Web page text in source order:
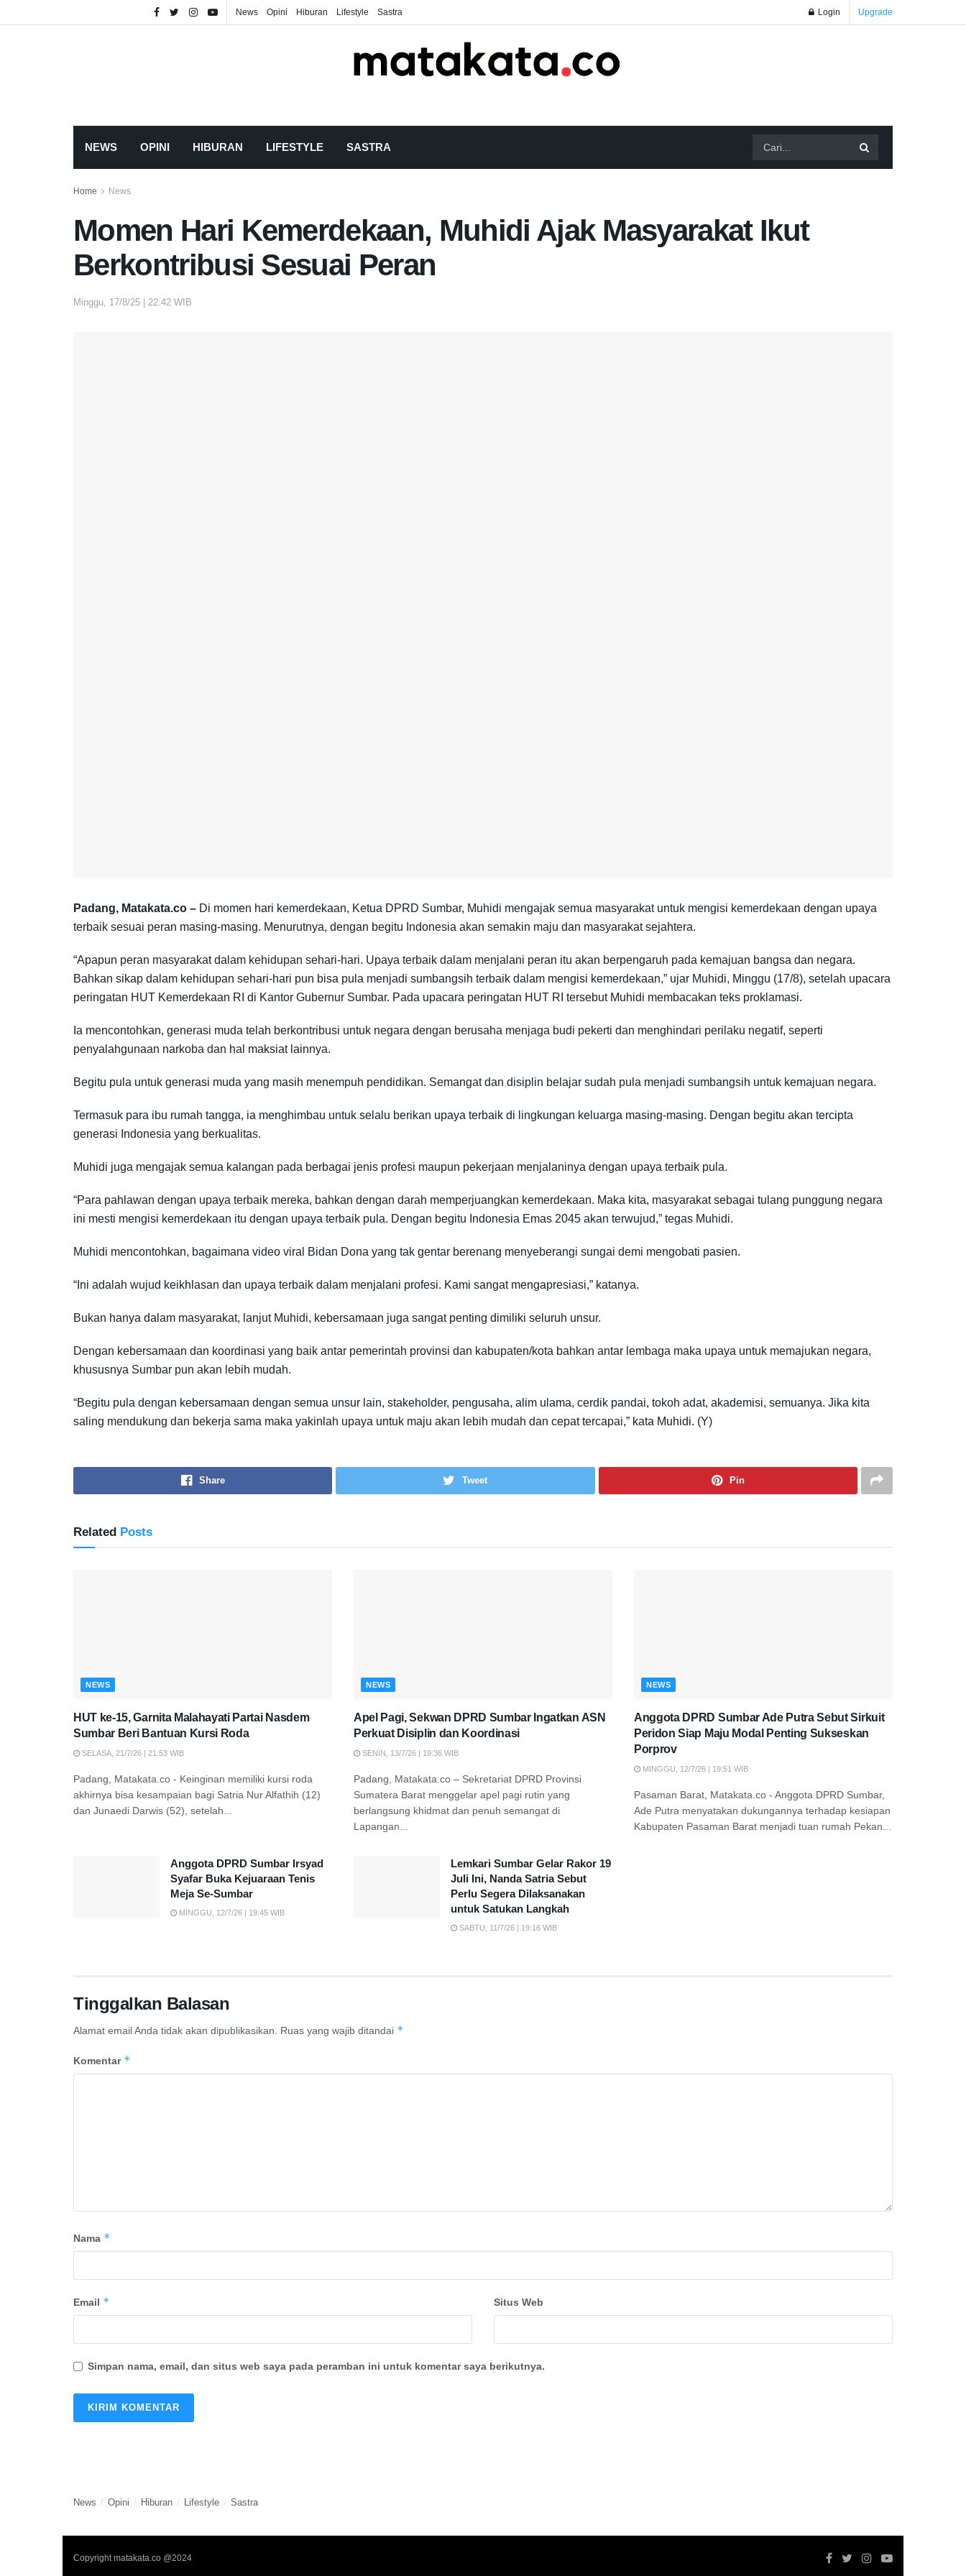
News Opini Hiburan Lifestyle Sastra Login Upgrade
NEWS OPINI HIBURAN LIFESTYLE SASTRA
Home News
Momen Hari Kemerdekaan, Muhidi Ajak Masyarakat Ikut
Berkontribusi Sesuai Peran
Minggu, 17/8/25 | 22:42 WIB
Padang, Matakata.co – Di momen hari kemerdekaan, Ketua DPRD Sumbar, Muhidi mengajak semua masyarakat untuk mengisi kemerdekaan dengan upaya
terbaik sesuai peran masing-masing. Menurutnya, dengan begitu Indonesia akan semakin maju dan masyarakat sejahtera.
“Apapun peran masyarakat dalam kehidupan sehari-hari. Upaya terbaik dalam menjalani peran itu akan berpengaruh pada kemajuan bangsa dan negara.
Bahkan sikap dalam kehidupan sehari-hari pun bisa pula menjadi sumbangsih terbaik dalam mengisi kemerdekaan,” ujar Muhidi, Minggu (17/8), setelah upacara
peringatan HUT Kemerdekaan RI di Kantor Gubernur Sumbar. Pada upacara peringatan HUT RI tersebut Muhidi membacakan teks proklamasi.
Ia mencontohkan, generasi muda telah berkontribusi untuk negara dengan berusaha menjaga budi pekerti dan menghindari perilaku negatif, seperti
penyalahgunaan narkoba dan hal maksiat lainnya.
Begitu pula untuk generasi muda yang masih menempuh pendidikan. Semangat dan disiplin belajar sudah pula menjadi sumbangsih untuk kemajuan negara.
Termasuk para ibu rumah tangga, ia menghimbau untuk selalu berikan upaya terbaik di lingkungan keluarga masing-masing. Dengan begitu akan tercipta
generasi Indonesia yang berkualitas.
Muhidi juga mengajak semua kalangan pada berbagai jenis profesi maupun pekerjaan menjalaninya dengan upaya terbaik pula.
“Para pahlawan dengan upaya terbaik mereka, bahkan dengan darah memperjuangkan kemerdekaan. Maka kita, masyarakat sebagai tulang punggung negara
ini mesti mengisi kemerdekaan itu dengan upaya terbaik pula. Dengan begitu Indonesia Emas 2045 akan terwujud,” tegas Muhidi.
Muhidi mencontohkan, bagaimana video viral Bidan Dona yang tak gentar berenang menyeberangi sungai demi mengobati pasien.
“Ini adalah wujud keikhlasan dan upaya terbaik dalam menjalani profesi. Kami sangat mengapresiasi,” katanya.
Bukan hanya dalam masyarakat, lanjut Muhidi, kebersamaan juga sangat penting dimiliki seluruh unsur.
Dengan kebersamaan dan koordinasi yang baik antar pemerintah provinsi dan kabupaten/kota bahkan antar lembaga maka upaya untuk memajukan negara,
khususnya Sumbar pun akan lebih mudah.
“Begitu pula dengan kebersamaan dengan semua unsur lain, stakeholder, pengusaha, alim ulama, cerdik pandai, tokoh adat, akademisi, semuanya. Jika kita
saling mendukung dan bekerja sama maka yakinlah upaya untuk maju akan lebih mudah dan cepat tercapai,” kata Muhidi. (Y)
Share Tweet Pin
Related Posts
NEWS
HUT ke-15, Garnita Malahayati Partai Nasdem
Sumbar Beri Bantuan Kursi Roda
SELASA, 21/7/26 | 21:53 WIB
Padang, Matakata.co - Keinginan memiliki kursi roda
akhirnya bisa kesampaian bagi Satria Nur Alfathih (12)
dan Junaedi Darwis (52), setelah...
NEWS
Apel Pagi, Sekwan DPRD Sumbar Ingatkan ASN
Perkuat Disiplin dan Koordinasi
SENIN, 13/7/26 | 19:36 WIB
Padang, Matakata.co – Sekretariat DPRD Provinsi
Sumatera Barat menggelar apel pagi rutin yang
berlangsung khidmat dan penuh semangat di
Lapangan...
NEWS
Anggota DPRD Sumbar Ade Putra Sebut Sirkuit
Peridon Siap Maju Modal Penting Sukseskan
Porprov
MINGGU, 12/7/26 | 19:51 WIB
Pasaman Barat, Matakata.co - Anggota DPRD Sumbar,
Ade Putra menyatakan dukungannya terhadap kesiapan
Kabupaten Pasaman Barat menjadi tuan rumah Pekan...
Anggota DPRD Sumbar Irsyad
Syafar Buka Kejuaraan Tenis
Meja Se-Sumbar
MINGGU, 12/7/26 | 19:45 WIB
Lemkari Sumbar Gelar Rakor 19
Juli Ini, Nanda Satria Sebut
Perlu Segera Dilaksanakan
untuk Satukan Langkah
SABTU, 11/7/26 | 19:16 WIB
Tinggalkan Balasan
Alamat email Anda tidak akan dipublikasikan. Ruas yang wajib ditandai *
Komentar *
Nama *
Email * Situs Web
Simpan nama, email, dan situs web saya pada peramban ini untuk komentar saya berikutnya.
News Opini Hiburan Lifestyle Sastra
Copyright matakata.co @2024